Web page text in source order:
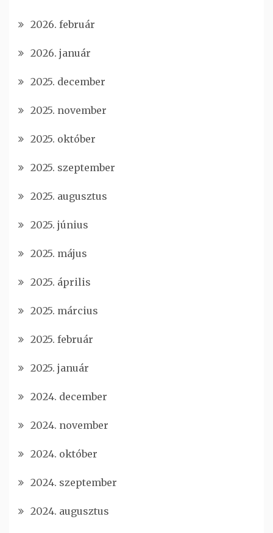
2026. február
2026. január
2025. december
2025. november
2025. október
2025. szeptember
2025. augusztus
2025. június
2025. május
2025. április
2025. március
2025. február
2025. január
2024. december
2024. november
2024. október
2024. szeptember
2024. augusztus